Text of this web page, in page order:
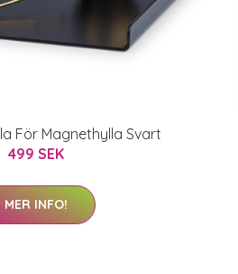
För Magnethylla Svart
499 SEK
MER INFO!